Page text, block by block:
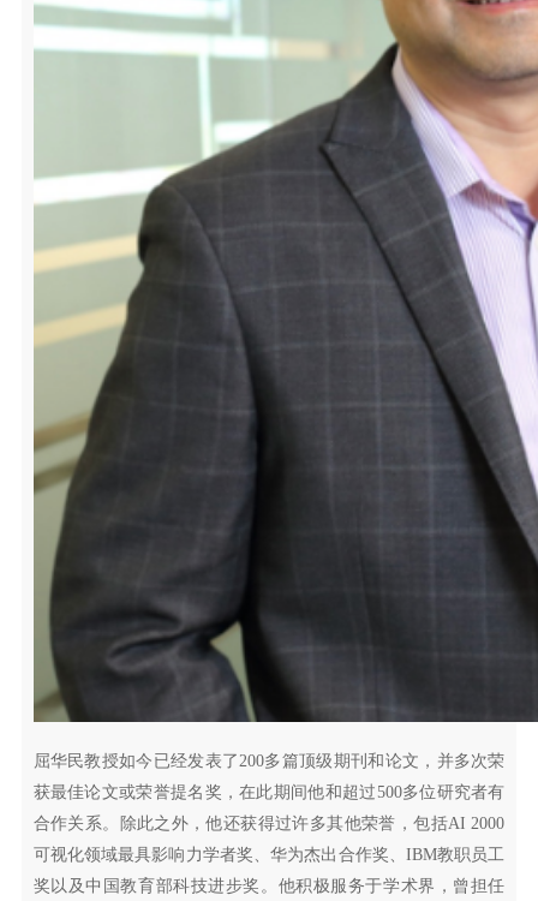
屈华民教授如今已经发表了200多篇顶级期刊和论文，并多次荣
获最佳论文或荣誉提名奖，在此期间他和超过500多位研究者有
合作关系。除此之外，他还获得过许多其他荣誉，包括AI 2000
可视化领域最具影响力学者奖、华为杰出合作奖、IBM教职员工
奖以及中国教育部科技进步奖。他积极服务于学术界，曾担任